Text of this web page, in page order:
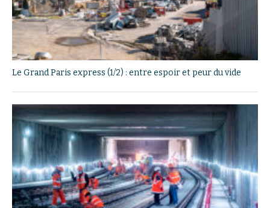
Le Grand Paris express (1/2) : entre espoir et peur du vide